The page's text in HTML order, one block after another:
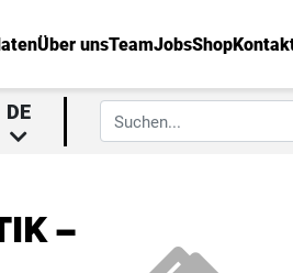
Über unsTeamJobsShop
DE
–